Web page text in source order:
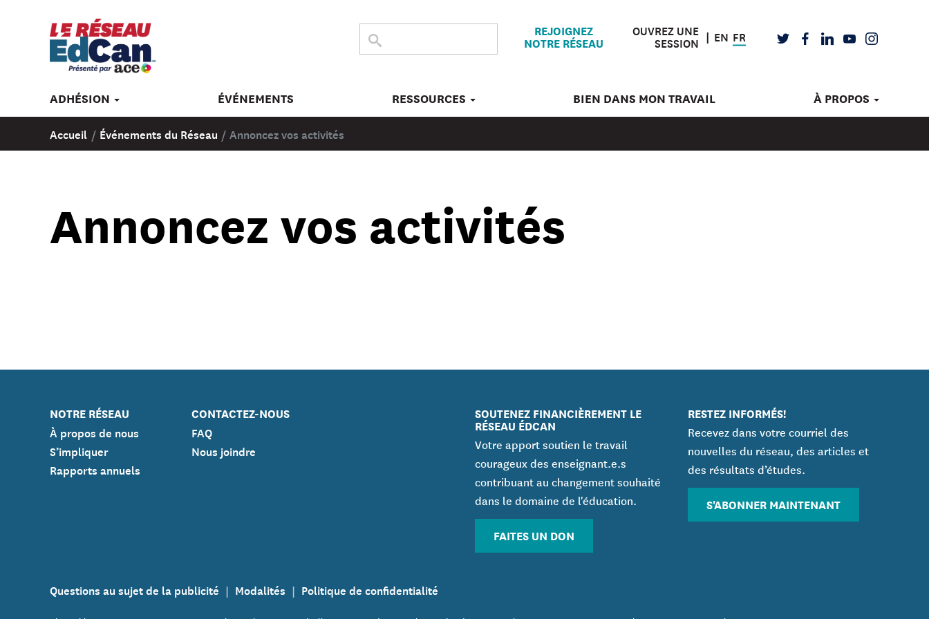
DANS
Submit
search
REJOIGNEZ
NOTRE RÉSEAU
OUVREZ UNE
SESSION EN FR TWITTERFACEBOOK
LINKEDIN
YOUTUBEINSTAGRAM
ADHÉSION ÉVÉNEMENTS RESSOURCES BIEN DANS MON TRAVAIL À PROPOS
Accueil / Événements du Réseau / Annoncez vos activités
Annoncez vos activités
NOTRE RÉSEAU
À propos de nous
S’impliquer
Rapports annuels
CONTACTEZ-NOUS
FAQ
Nous joindre
SOUTENEZ FINANCIÈREMENT LE
RÉSEAU ÉDCAN
Votre apport soutien le travail
courageux des enseignant.e.s
contribuant au changement souhaité
dans le domaine de l'éducation.
FAITES UN DON
RESTEZ INFORMÉS!
Recevez dans votre courriel des
nouvelles du réseau, des articles et
des résultats d’études.
S'ABONNER MAINTENANT
Questions au sujet de la publicité Modalités Politique de confidentialité